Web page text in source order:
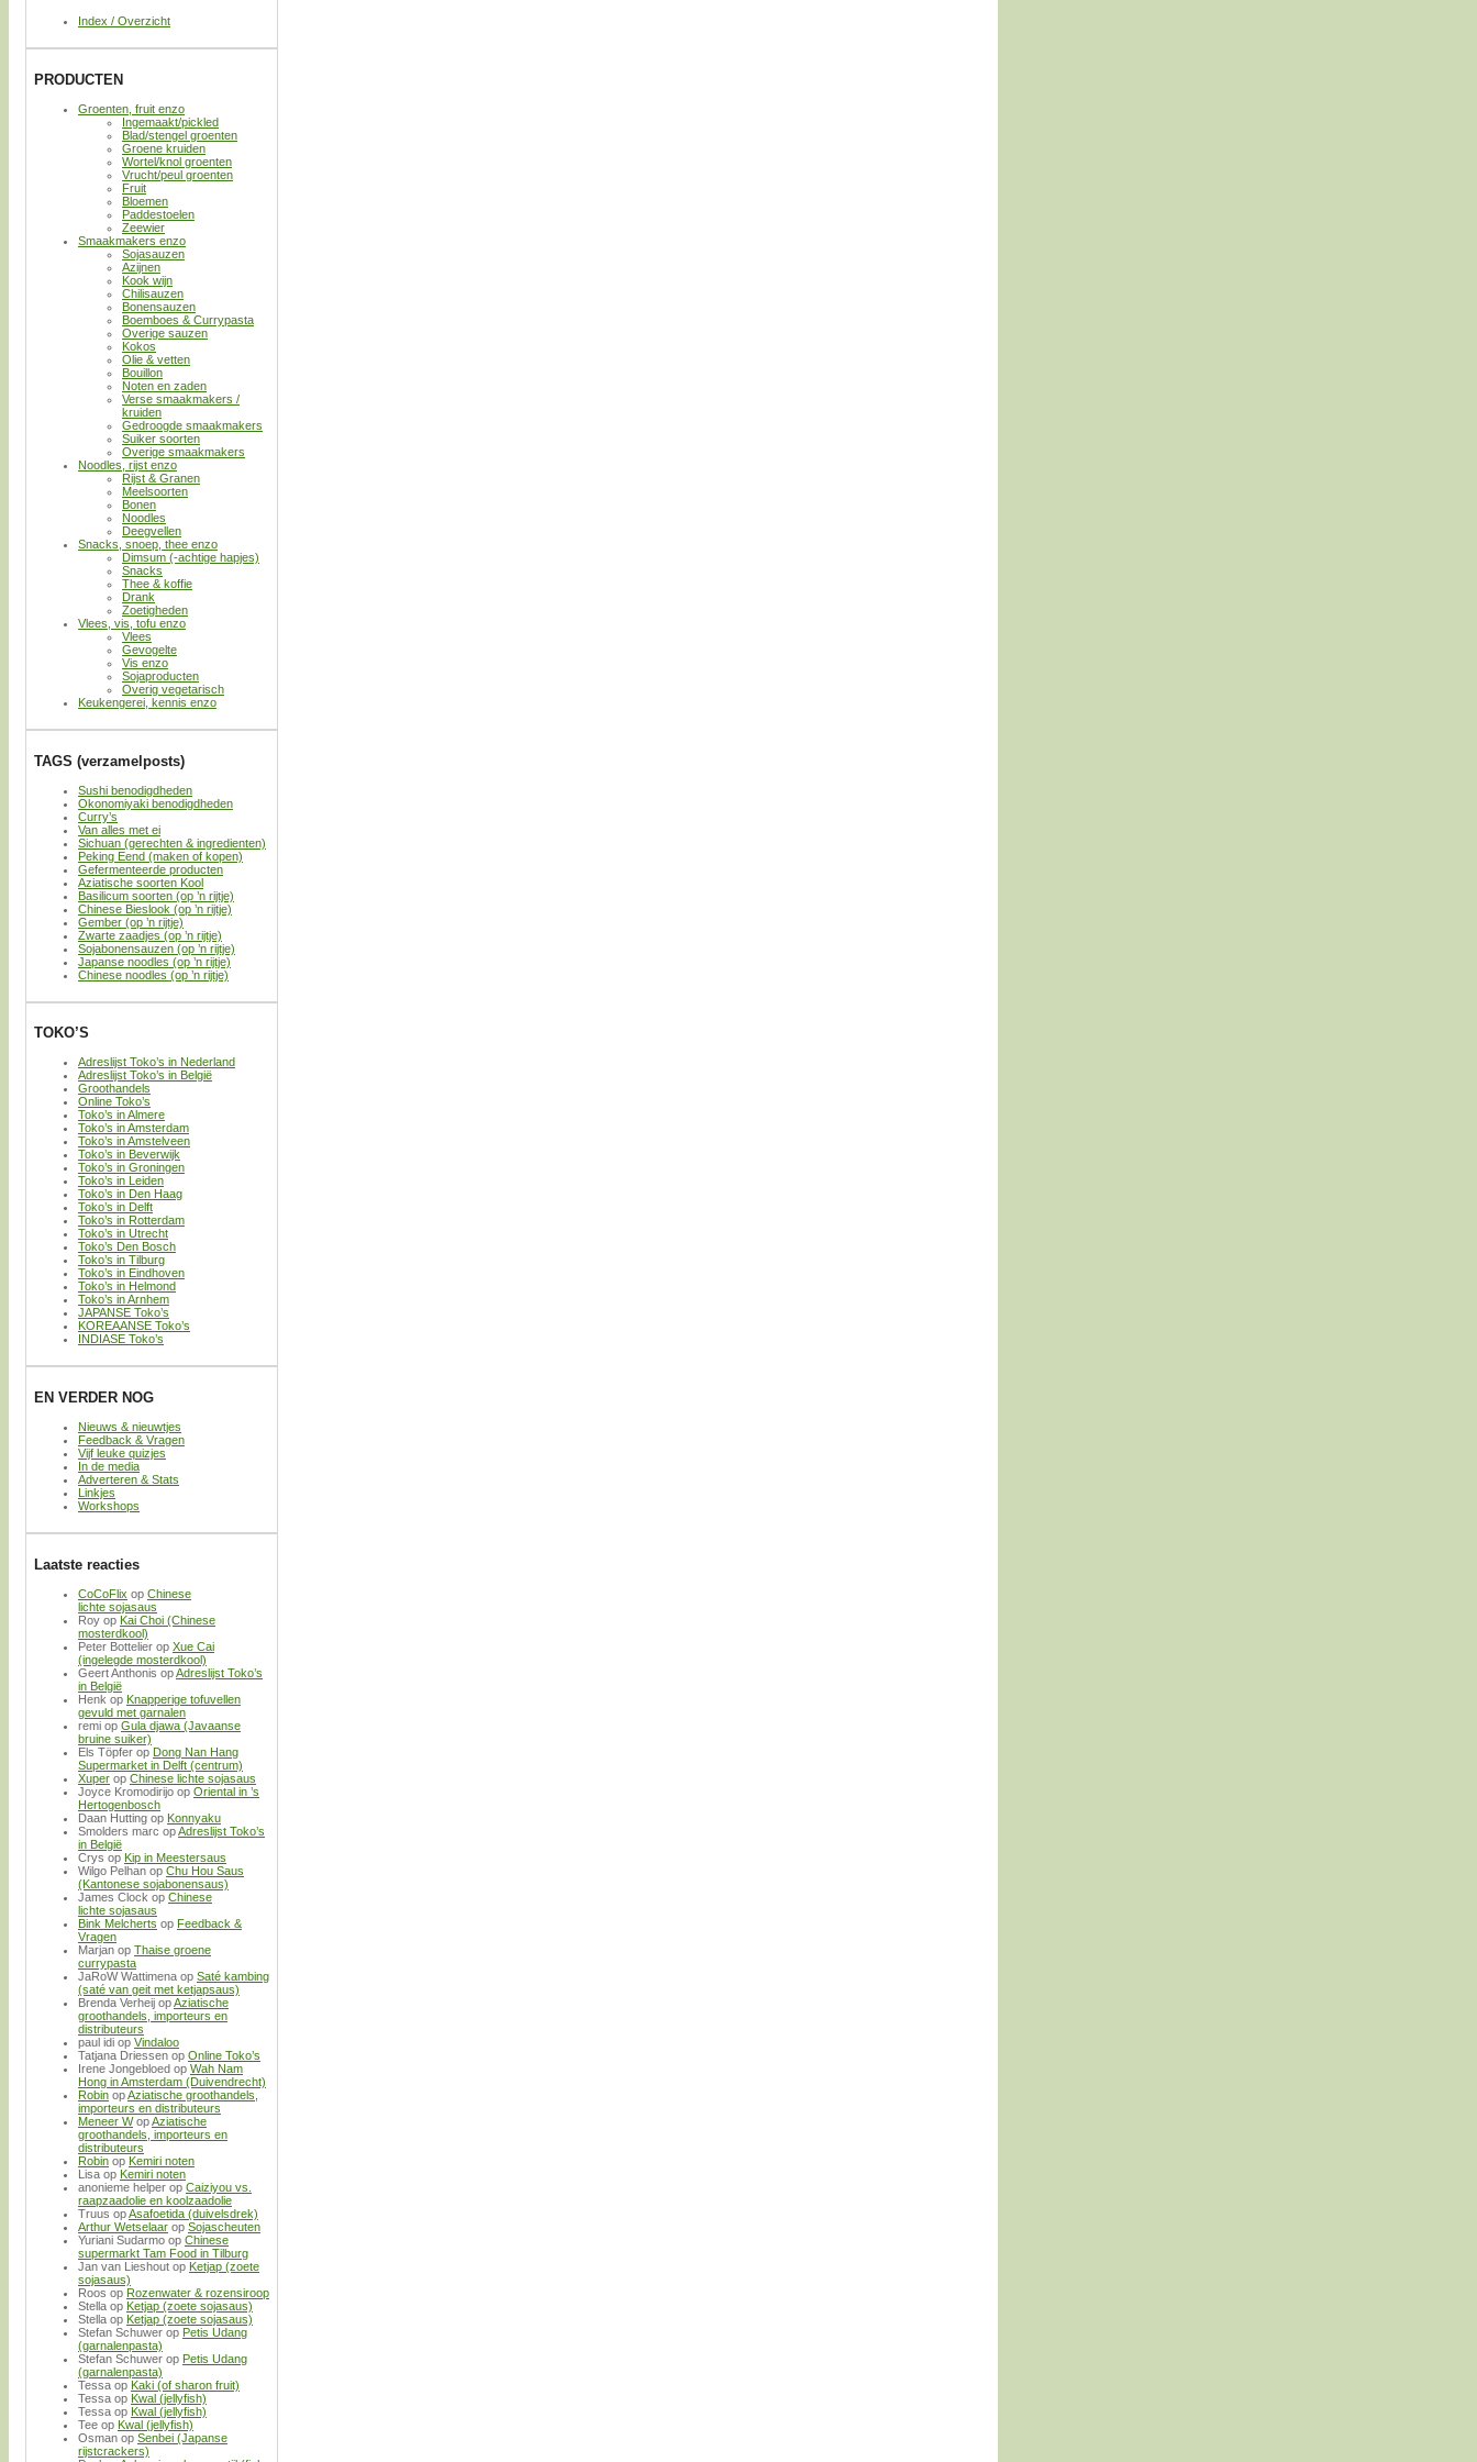
Index / Overzicht
PRODUCTEN
Groenten, fruit enzo
Ingemaakt/pickled
Blad/stengel groenten
Groene kruiden
Wortel/knol groenten
Vrucht/peul groenten
Fruit
Bloemen
Paddestoelen
Zeewier
Smaakmakers enzo
Sojasauzen
Azijnen
Kook wijn
Chilisauzen
Bonensauzen
Boemboes & Currypasta
Overige sauzen
Kokos
Olie & vetten
Bouillon
Noten en zaden
Verse smaakmakers /
kruiden
Gedroogde smaakmakers
Suiker soorten
Overige smaakmakers
Noodles, rijst enzo
Rijst & Granen
Meelsoorten
Bonen
Noodles
Deegvellen
Snacks, snoep, thee enzo
Dimsum (-achtige hapjes)
Snacks
Thee & koffie
Drank
Zoetigheden
Vlees, vis, tofu enzo
Vlees
Gevogelte
Vis enzo
Sojaproducten
Overig vegetarisch
Keukengerei, kennis enzo
TAGS (verzamelposts)
Sushi benodigdheden
Okonomiyaki benodigdheden
Curry’s
Van alles met ei
Sichuan (gerechten & ingredienten)
Peking Eend (maken of kopen)
Gefermenteerde producten
Aziatische soorten Kool
Basilicum soorten (op ’n rijtje)
Chinese Bieslook (op ’n rijtje)
Gember (op ’n rijtje)
Zwarte zaadjes (op ’n rijtje)
Sojabonensauzen (op ’n rijtje)
Japanse noodles (op ’n rijtje)
Chinese noodles (op ’n rijtje)
TOKO’S
Adreslijst Toko’s in Nederland
Adreslijst Toko’s in België
Groothandels
Online Toko’s
Toko’s in Almere
Toko’s in Amsterdam
Toko’s in Amstelveen
Toko’s in Beverwijk
Toko’s in Groningen
Toko’s in Leiden
Toko’s in Den Haag
Toko’s in Delft
Toko’s in Rotterdam
Toko’s in Utrecht
Toko’s Den Bosch
Toko’s in Tilburg
Toko’s in Eindhoven
Toko’s in Helmond
Toko’s in Arnhem
JAPANSE Toko’s
KOREAANSE Toko’s
INDIASE Toko’s
EN VERDER NOG
Nieuws & nieuwtjes
Feedback & Vragen
Vijf leuke quizjes
In de media
Adverteren & Stats
Linkjes
Workshops
Laatste reacties
CoCoFlix op Chinese
lichte sojasaus
Roy op Kai Choi (Chinese
mosterdkool)
Peter Bottelier op Xue Cai
(ingelegde mosterdkool)
Geert Anthonis opAdreslijst Toko’s
in België
Henk op Knapperige tofuvellen
gevuld met garnalen
remi op Gula djawa (Javaanse
bruine suiker)
Els Töpfer op Dong Nan Hang
Supermarket in Delft (centrum)
Xuper op Chinese lichte sojasaus
Joyce Kromodirijo op Oriental in ’s
Hertogenbosch
Daan Hutting op Konnyaku
Smolders marc opAdreslijst Toko’s
in België
Crys op Kip in Meestersaus
Wilgo Pelhan op Chu Hou Saus
(Kantonese sojabonensaus)
James Clock op Chinese
lichte sojasaus
Bink Melcherts op Feedback &
Vragen
Marjan op Thaise groene
currypasta
JaRoW Wattimena op Saté kambing
(saté van geit met ketjapsaus)
Brenda Verheij opAziatische
groothandels, importeurs en
distributeurs
paul idi op Vindaloo
Tatjana Driessen op Online Toko’s
Irene Jongebloed op Wah Nam
Hong in Amsterdam (Duivendrecht)
Robin opAziatische groothandels,
importeurs en distributeurs
Meneer WopAziatische
groothandels, importeurs en
distributeurs
Robin op Kemiri noten
Lisa op Kemiri noten
anonieme helper op Caiziyou vs.
raapzaadolie en koolzaadolie
Truus opAsafoetida (duivelsdrek)
Arthur Wetselaar op Sojascheuten
Yuriani Sudarmo op Chinese
supermarkt Tam Food in Tilburg
Jan van Lieshout op Ketjap (zoete
sojasaus)
Roos op Rozenwater & rozensiroop
Stella op Ketjap (zoete sojasaus)
Stella op Ketjap (zoete sojasaus)
Stefan Schuwer op Petis Udang
(garnalenpasta)
Stefan Schuwer op Petis Udang
(garnalenpasta)
Tessa op Kaki (of sharon fruit)
Tessa op Kwal (jellyfish)
Tessa op Kwal (jellyfish)
Tee op Kwal (jellyfish)
Osman op Senbei (Japanse
rijstcrackers)